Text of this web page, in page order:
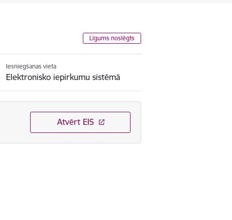
Līgums noslēgts
Iesniegšanas vieta
Elektronisko iepirkumu sistēmā
Atvērt EIS